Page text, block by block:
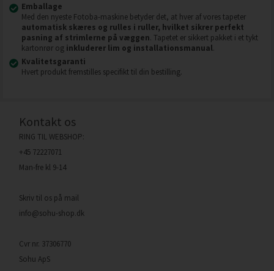
Emballage
Med den nyeste Fotoba-maskine betyder det, at hver af vores tapeter
automatisk skæres og rulles i ruller, hvilket sikrer perfekt
pasning af strimlerne på væggen. Tapetet er sikkert pakket i et tykt
kartonrør og inkluderer lim og installationsmanual.
Kvalitetsgaranti
Hvert produkt fremstilles specifikt til din bestilling.
Kontakt os
RING TIL WEBSHOP:
+45 72227071
Man-fre kl 9-14
Skriv til os på mail
info@sohu-shop.dk
Cvr nr. 37306770
Sohu ApS